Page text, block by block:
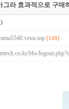
그라 효과적으로 구매
[149]
bbs/